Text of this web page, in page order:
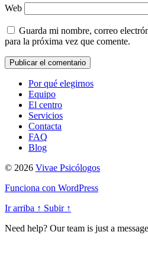
Web
Guarda mi nombre, correo
para la próxima vez que comente.
Por qué elegirnos
Equipo
El centro
Servicios
Contacta
FAQ
Blog
© 2026 Vivae Psicólogos
Funciona con WordPress
Ir arriba ↑ Subir ↑
Need help? Our team is just a